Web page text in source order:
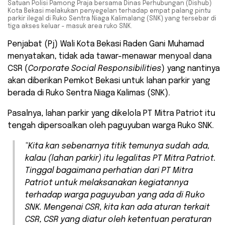
Satuan Polisi Pamong Praja bersama Dinas Perhubungan (Dishub)
Kota Bekasi melakukan penyegelan terhadap empat palang pintu
parkir ilegal di Ruko Sentra Niaga Kalimalang (SNK) yang tersebar di
tiga akses keluar - masuk area ruko SNK.
Penjabat (Pj) Wali Kota Bekasi Raden Gani Muhamad
menyatakan, tidak ada tawar-menawar menyoal dana
CSR (Corporate Social Responsibilities) yang nantinya
akan diberikan Pemkot Bekasi untuk lahan parkir yang
berada di Ruko Sentra Niaga Kalimas (SNK).
Pasalnya, lahan parkir yang dikelola PT Mitra Patriot itu
tengah dipersoalkan oleh paguyuban warga Ruko SNK.
“Kita kan sebenarnya titik temunya sudah ada,
kalau (lahan parkir) itu legalitas PT Mitra Patriot.
Tinggal bagaimana perhatian dari PT Mitra
Patriot untuk melaksanakan kegiatannya
terhadap warga paguyuban yang ada di Ruko
SNK. Mengenai CSR, kita kan ada aturan terkait
CSR, CSR yang diatur oleh ketentuan peraturan